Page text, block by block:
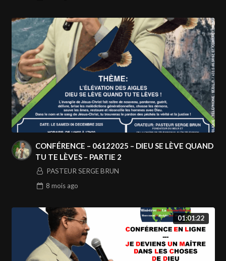
CONFÉRENCE – 06122025 – DIEU SE LÈVE QUAND
TU TE LÈVES – PARTIE 2
PASTEUR SERGE BRUN
8 mois ago
01:01:22